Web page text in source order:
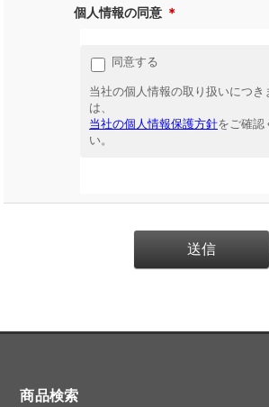
個人情報の同意 ＊
同意する
当社の個人情報の取り扱いにつき
は、
当社の個人情報保護方針をご確認
い。
商品検索